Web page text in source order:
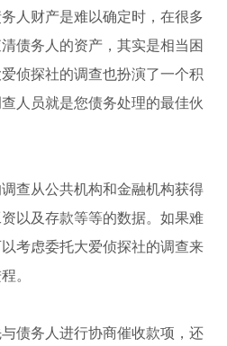
人财产是难以确定时，在很多
债务人的资产，其实是相当困
侦探社的调查也扮演了一个积
人员就是您债务处理的最佳伙
查从公共机构和金融机构获得
以及存款等等的数据。如果难
考虑委托大爱侦探社的调查来
。
债务人进行协商催收款项，还